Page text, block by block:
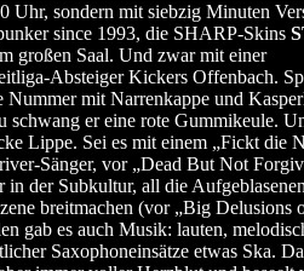
Uhr, sondern mit siebzig Minuten
since 1993, die SHARP-Skins
großen Saal. Und zwar mit einer
Absteiger Kickers Offenbach.
Nummer mit Narrenkappe und
schwang er eine rote Gummikeule.
Lippe. Sei es mit einem „Fickt die
Sänger, vor „Dead But Not
in der Subkultur, all die
breitmachen (vor „Big Delusions
gab es auch Musik: lauten,
Saxophoneinsätze etwas Ska.